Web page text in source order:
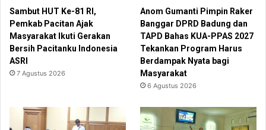
Sambut HUT Ke-81 RI,
Pemkab Pacitan Ajak
Masyarakat Ikuti Gerakan
Bersih Pacitanku Indonesia
ASRI
7 Agustus 2026
Anom Gumanti Pimpin Raker
Banggar DPRD Badung dan
TAPD Bahas KUA-PPAS 2027
Tekankan Program Harus
Berdampak Nyata bagi
Masyarakat
6 Agustus 2026